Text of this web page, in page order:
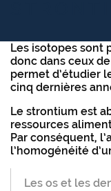
Les isotopes sont
donc dans ceux
permet d’étudier
cinq dernières
Le strontium est
ressources
Par conséquent,
l’homogénéité
Les os et les